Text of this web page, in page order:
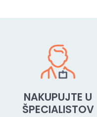
NAKUPUJTE U
ŠPECIALISTOV